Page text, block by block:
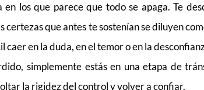
los que parece que todo se apaga. Te
certezas que antes te sostenían se diluyen
caer en la duda, en el temor o en la
simplemente estás en una etapa de
la rigidez del control y volver a confiar.